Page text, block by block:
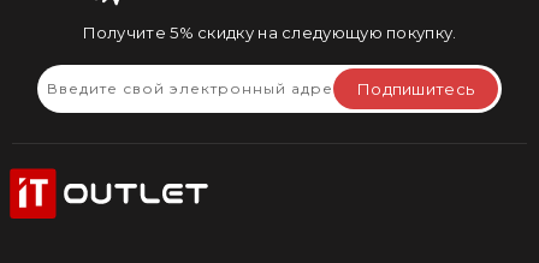
Получите 5% скидку на следующую покупку.
Подпишитесь